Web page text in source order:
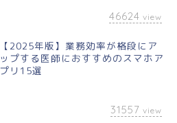
46624 view
【2025年版】業務効率が格段にア
ップする医師におすすめのスマホア
プリ15選
31557 view